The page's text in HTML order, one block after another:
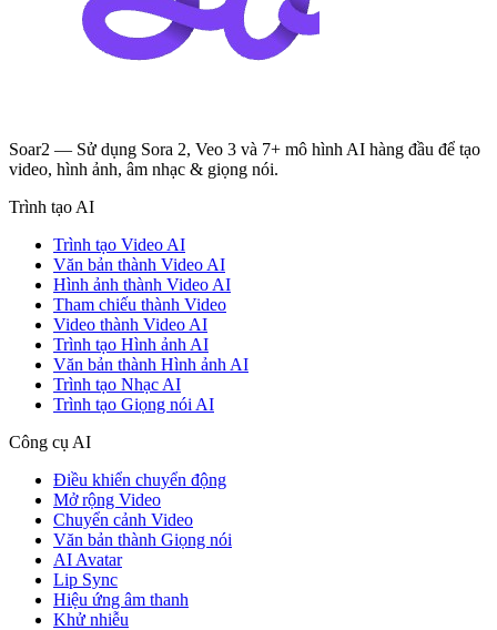
Soar2 — Sử dụng Sora 2, Veo 3 và 7+ mô hình AI hàng đầu để tạo
video, hình ảnh, âm nhạc & giọng nói.
Trình tạo AI
Trình tạo Video AI
Văn bản thành Video AI
Hình ảnh thành Video AI
Tham chiếu thành Video
Video thành Video AI
Trình tạo Hình ảnh AI
Văn bản thành Hình ảnh AI
Trình tạo Nhạc AI
Trình tạo Giọng nói AI
Công cụ AI
Điều khiển chuyển động
Mở rộng Video
Chuyển cảnh Video
Văn bản thành Giọng nói
AI Avatar
Lip Sync
Hiệu ứng âm thanh
Khử nhiễu